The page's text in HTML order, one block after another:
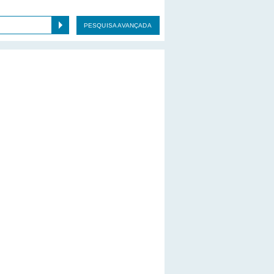
PESQUISA AVANÇADA